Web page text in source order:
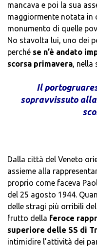
mancava e poi la sua
maggiormente notata in
monumento di quelle
No stavolta lui, uno dei
perché se n’è andato
scorsa primavera, nella
Il
sopravvissuto
Dalla città del Veneto
assieme alla
proprio come faceva
del 25 agosto 1944.
delle stragi più orribili
frutto della feroce
superiore delle SS di
intimidire l’attività dei